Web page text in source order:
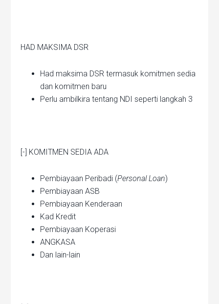
HAD MAKSIMA DSR
Had maksima DSR termasuk komitmen sedia
dan komitmen baru
Perlu ambilkira tentang NDI seperti langkah 3
[-] KOMITMEN SEDIA ADA
Pembiayaan Peribadi (Personal Loan)
Pembiayaan ASB
Pembiayaan Kenderaan
Kad Kredit
Pembiayaan Koperasi
ANGKASA
Dan lain-lain